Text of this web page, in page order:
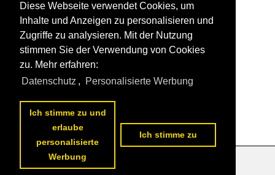
Datenschutzerklärung
Diese Webseite verwendet Cookies, um
Inhalte und Anzeigen zu personalisieren und
Zugriffe zu analysieren. Mit der Nutzung
stimmen Sie der Verwendung von Cookies
zu. Mehr erfahren:
Datenschutz , Personalisierte Werbung
Ich stimme zu und
erlaube
personalisierte
Werbung
Ich stimme zu